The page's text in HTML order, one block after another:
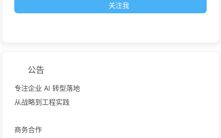
关注我
公告
专注企业 AI 转型落地
从战略到工程实践
商务合作